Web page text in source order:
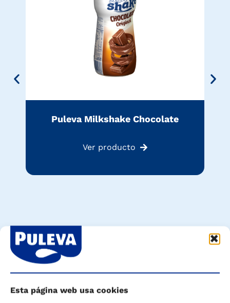
Esta página web usa cookies
Puleva Milkshake Chocolate
Ver producto